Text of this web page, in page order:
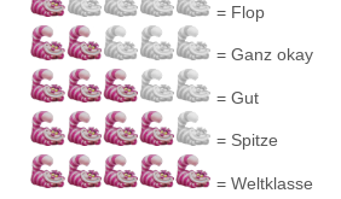
= Flop
= Ganz okay
= Gut
= Spitze
= Weltklasse